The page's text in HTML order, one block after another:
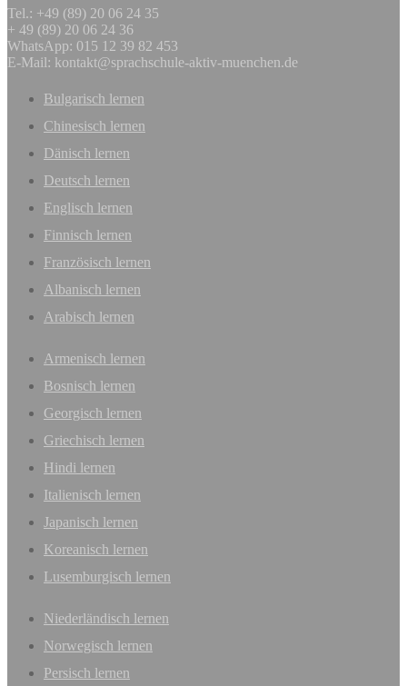
Tel.: +49 (89) 20 06 24 35
+ 49 (89) 20 06 24 36
WhatsApp: 015 12 39 82 453
E-Mail: kontakt@sprachschule-aktiv-muenchen.de
Bulgarisch lernen
Chinesisch lernen
Dänisch lernen
Deutsch lernen
Englisch lernen
Finnisch lernen
Französisch lernen
Albanisch lernen
Arabisch lernen
Armenisch lernen
Bosnisch lernen
Georgisch lernen
Griechisch lernen
Hindi lernen
Italienisch lernen
Japanisch lernen
Koreanisch lernen
Lusemburgisch lernen
Niederländisch lernen
Norwegisch lernen
Persisch lernen